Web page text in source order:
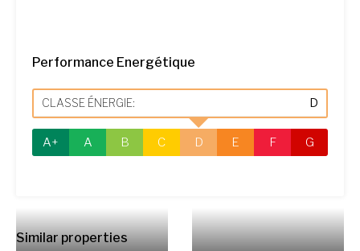
Performance Energétique
CLASSE ÉNERGIE: D
A+ A B C D E F G
Similar properties